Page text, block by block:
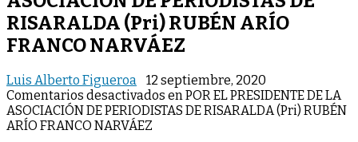
RISARALDA (Pri) RUBÉN ARÍO
FRANCO NARVÁEZ
Luis Alberto Figueroa
12 septiembre, 2020
Comentarios desactivados en POR EL PRESIDENTE DE LA
ASOCIACIÓN DE PERIODISTAS DE RISARALDA (Pri) RUBÉN
ARÍO FRANCO NARVÁEZ